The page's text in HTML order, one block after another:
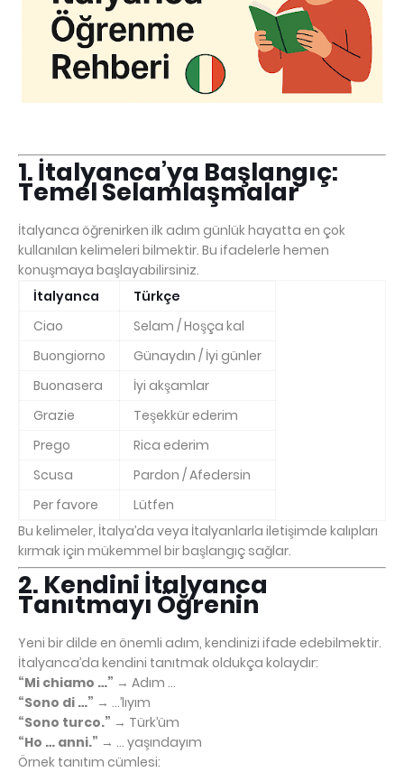
1. İtalyanca’ya Başlangıç:
Temel Selamlaşmalar
İtalyanca öğrenirken ilk adım günlük hayatta en çok
kullanılan kelimeleri bilmektir. Bu ifadelerle hemen
konuşmaya başlayabilirsiniz.
İtalyanca
Türkçe
Ciao
Selam / Hoşça kal
Buongiorno
Günaydın / İyi günler
Buonasera
İyi akşamlar
Grazie
Teşekkür ederim
Prego
Rica ederim
Scusa
Pardon / Afedersin
Per favore
Lütfen
Bu kelimeler, İtalya’da veya İtalyanlarla iletişimde kalıpları
kırmak için mükemmel bir başlangıç sağlar.
2. Kendini İtalyanca
Tanıtmayı Öğrenin
Yeni bir dilde en önemli adım, kendinizi ifade edebilmektir.
İtalyanca’da kendini tanıtmak oldukça kolaydır:
“Mi chiamo …” → Adım …
“Sono di …” → …’lıyım
“Sono turco.” → Türk’üm
“Ho … anni.” → … yaşındayım
Örnek tanıtım cümlesi: